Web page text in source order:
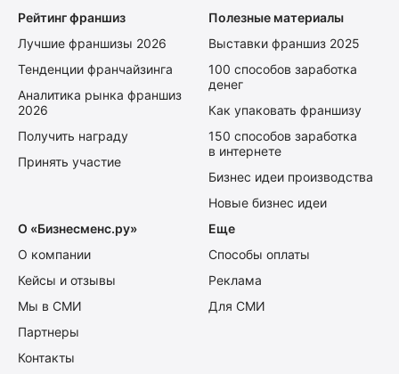
Рейтинг франшиз
Лучшие франшизы 2026
Тенденции франчайзинга
Аналитика рынка франшиз
2026
Получить награду
Принять участие
Полезные материалы
Выставки франшиз 2025
100 способов заработка
денег
Как упаковать франшизу
150 способов заработка
в интернете
Бизнес идеи производства
Новые бизнес идеи
О «Бизнесменс.ру»
О компании
Кейсы и отзывы
Мы в СМИ
Партнеры
Контакты
Еще
Способы оплаты
Реклама
Для СМИ